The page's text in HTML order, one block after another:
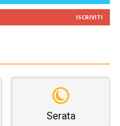
ISCRIVITI
Serata